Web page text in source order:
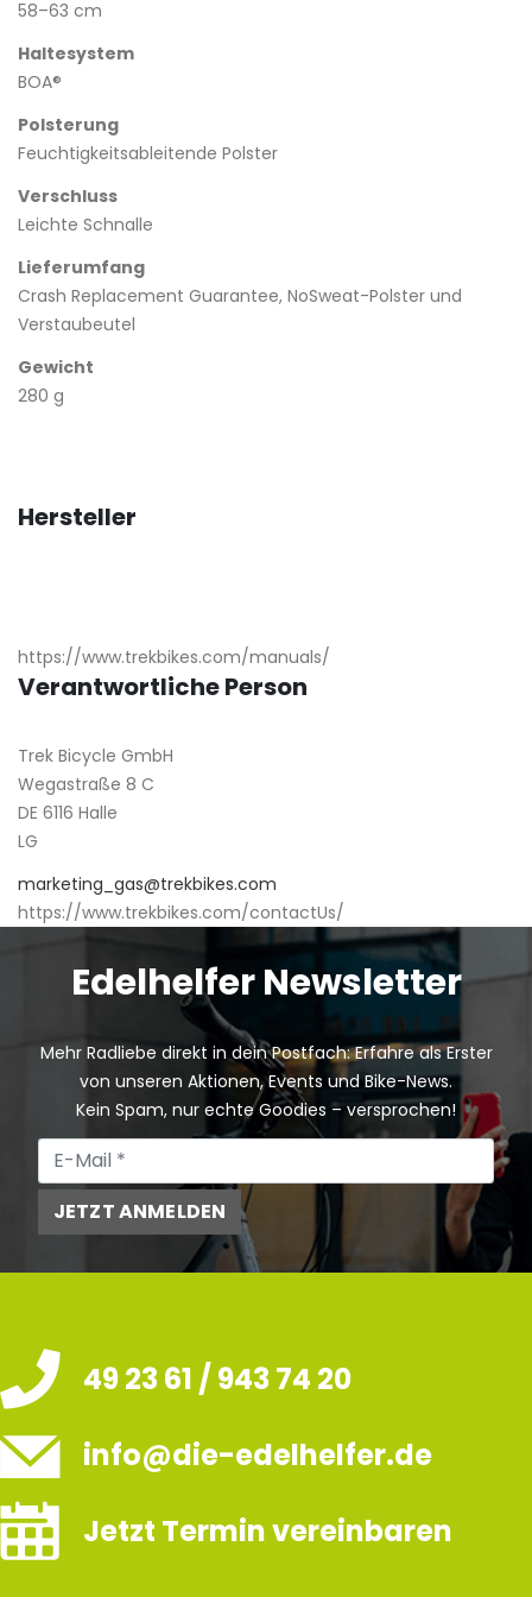
58–63 cm
Haltesystem
BOA®
Polsterung
Feuchtigkeitsableitende Polster
Verschluss
Leichte Schnalle
Lieferumfang
Crash Replacement Guarantee, NoSweat-Polster und
Verstaubeutel
Gewicht
280 g
Hersteller
https://www.trekbikes.com/manuals/
Verantwortliche Person
Trek Bicycle GmbH
Wegastraße 8 C
DE 6116 Halle
LG
marketing_gas@trekbikes.com
https://www.trekbikes.com/contactUs/
Edelhelfer Newsletter
Mehr Radliebe direkt in dein Postfach: Erfahre als Erster
von unseren Aktionen, Events und Bike-News.
Kein Spam, nur echte Goodies – versprochen!
JETZT ANMELDEN
49 23 61 / 943 74 20
info@die-edelhelfer.de
Jetzt Termin vereinbaren